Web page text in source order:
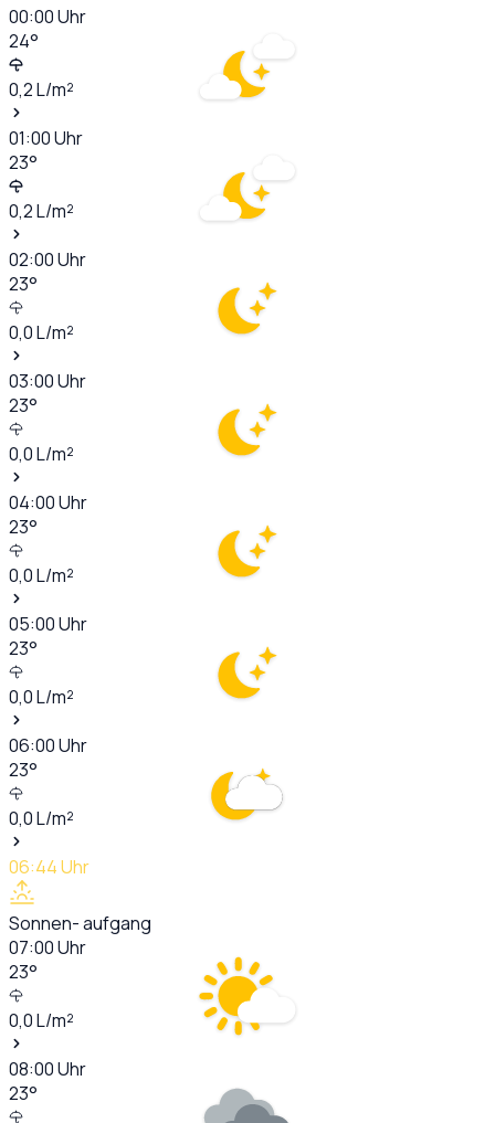
00:00Uhr
24°
0,2L/m²
01:00Uhr
23°
0,2L/m²
02:00Uhr
23°
0,0L/m²
03:00Uhr
23°
0,0L/m²
04:00Uhr
23°
0,0L/m²
05:00Uhr
23°
0,0L/m²
06:00Uhr
23°
0,0L/m²
06:44Uhr
Sonnen- aufgang
07:00Uhr
23°
0,0L/m²
08:00Uhr
23°